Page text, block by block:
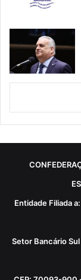
Entidade Filiada
Setor Bancário